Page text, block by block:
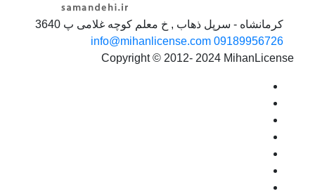
کرمانشاه - سرپل ذهاب , خ معلم کوچه غلامی پ 3640
09189956726
info@mihanlicense.com
Copyright © 2012- 2024 MihanLicense